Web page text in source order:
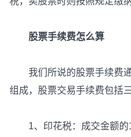
股票手续费怎么算
我们所说的股票手续费通
组成，股票交易手续费包括三
1、印花税：成交金额的